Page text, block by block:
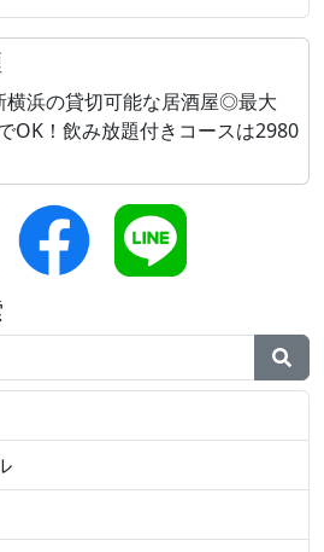
横浜の貸切可能な居酒屋◎最大
OK！飲み放題付きコースは2980